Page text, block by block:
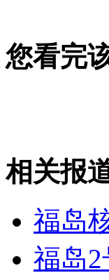
杭州市民长街
山西运城恶犬
您看完
相关报
福岛
福岛